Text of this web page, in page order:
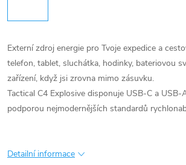
Externí zdroj energie pro Tvoje expedice a
telefon, tablet, sluchátka, hodinky, bateriovou
zařízení, když jsi zrovna mimo zásuvku.
Tactical C4 Explosive disponuje USB-C a USB-
podporou nejmodernějších standardů
Detailní informace